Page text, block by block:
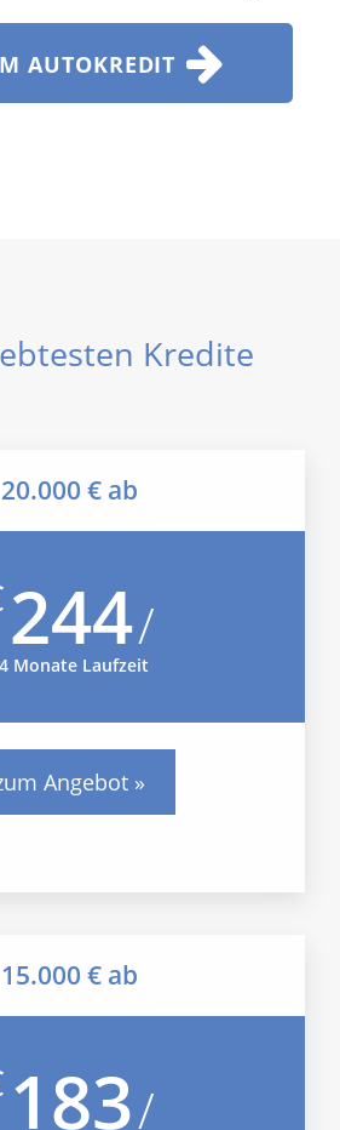
AUTOKREDIT
Kredite
20.000 € ab
244/
Monate Laufzeit
Angebot »
15.000 € ab
183/